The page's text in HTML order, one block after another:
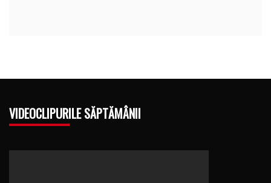
VIDEOCLIPURILE SĂPTĂMÂNII